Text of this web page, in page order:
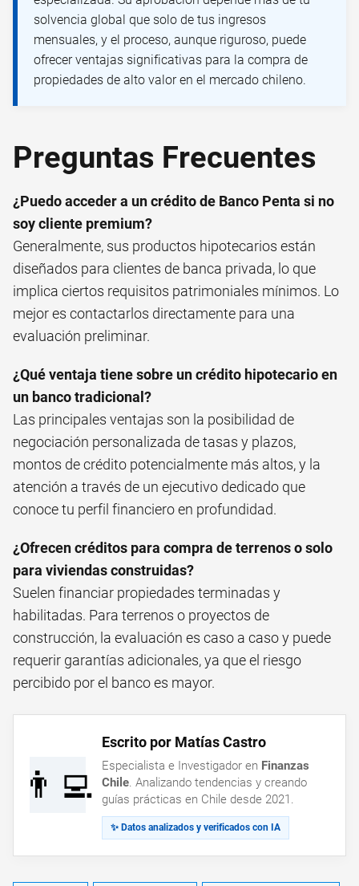
solvencia global que solo de tus ingresos
mensuales, y el proceso, aunque riguroso, puede
ofrecer ventajas significativas para la compra de
propiedades de alto valor en el mercado chileno.
Preguntas Frecuentes
¿Puedo acceder a un crédito de Banco Penta si no
soy cliente premium?
Generalmente, sus productos hipotecarios están
diseñados para clientes de banca privada, lo que
implica ciertos requisitos patrimoniales mínimos. Lo
mejor es contactarlos directamente para una
evaluación preliminar.
¿Qué ventaja tiene sobre un crédito hipotecario en
un banco tradicional?
Las principales ventajas son la posibilidad de
negociación personalizada de tasas y plazos,
montos de crédito potencialmente más altos, y la
atención a través de un ejecutivo dedicado que
conoce tu perfil financiero en profundidad.
¿Ofrecen créditos para compra de terrenos o solo
para viviendas construidas?
Suelen financiar propiedades terminadas y
habilitadas. Para terrenos o proyectos de
construcción, la evaluación es caso a caso y puede
requerir garantías adicionales, ya que el riesgo
percibido por el banco es mayor.
👨‍💻
Escrito por Matías Castro
Especialista e Investigador en Finanzas
Chile. Analizando tendencias y creando
guías prácticas en Chile desde 2021.
✨ Datos analizados y verificados con IA